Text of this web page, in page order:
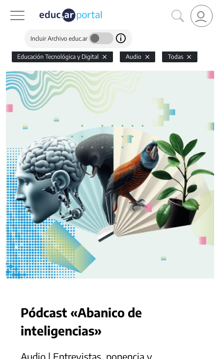
Incluir Archivo educ.ar
Educación Tecnológica y Digital Audio Todas
Pódcast «Abanico de
inteligencias»
Audio | Entrevistas, ponencia y